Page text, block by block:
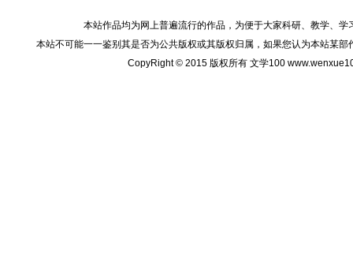
本站作品均为网上普遍流行的作品，为便于大家科研、教学、
本站不可能一一鉴别其是否为公共版权或其版权归属，如果您认为本站某
CopyRight © 2015 版权所有 文学100